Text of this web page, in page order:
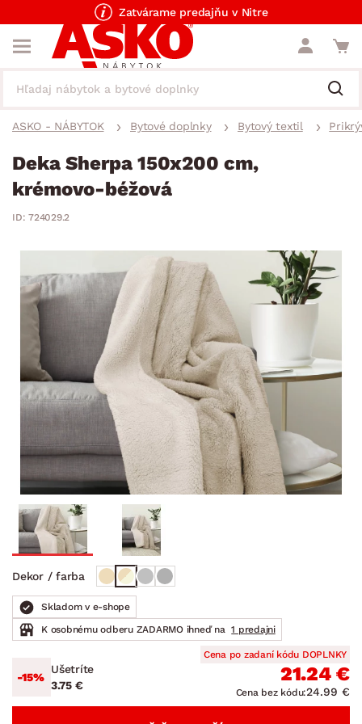
Zatvárame predajňu v Nitre
ASKO - NÁBYTOK Bytové doplnky Bytový textil
Deka Sherpa 150x200 cm,
krémovo-béžová
ID: 724029.2
Dekor / farba
Skladom v e-shope
K osobnému odberu ZADARMO ihneď na 1 predajni
-15%
Ušetríte
3.75 €
Cena po zadaní kódu DOPLNKY
21.24 €
Cena bez kódu:24.99 €